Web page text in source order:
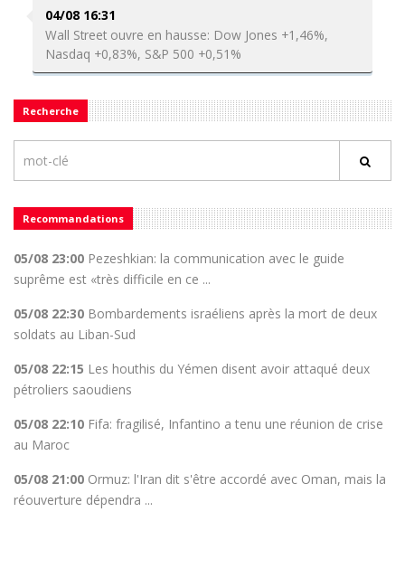
04/08 16:31
Wall Street ouvre en hausse: Dow Jones +1,46%,
Nasdaq +0,83%, S&P 500 +0,51%
Recherche
Recommandations
05/08 23:00 Pezeshkian: la communication avec le guide
suprême est «très difficile en ce ...
05/08 22:30 Bombardements israéliens après la mort de deux
soldats au Liban-Sud
05/08 22:15 Les houthis du Yémen disent avoir attaqué deux
pétroliers saoudiens
05/08 22:10 Fifa: fragilisé, Infantino a tenu une réunion de crise
au Maroc
05/08 21:00 Ormuz: l'Iran dit s'être accordé avec Oman, mais la
réouverture dépendra ...